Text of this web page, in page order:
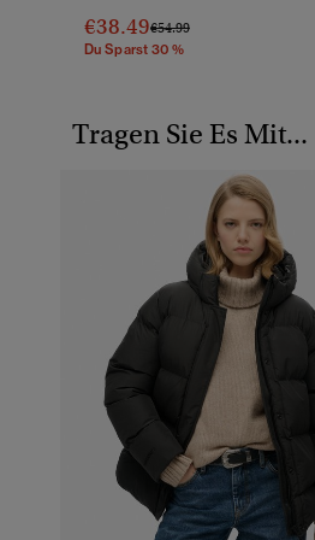
€38.49Preis Wurde Reduziert Von
€54.99Bis
Du Sparst 30 %
Tragen Sie Es Mit...